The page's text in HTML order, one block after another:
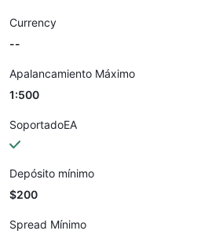
Currency
--
Apalancamiento Máximo
1:500
SoportadoEA
Depósito mínimo
$200
Spread Mínimo